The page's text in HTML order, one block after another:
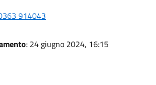
914043
: 24 giugno 2024, 16:15